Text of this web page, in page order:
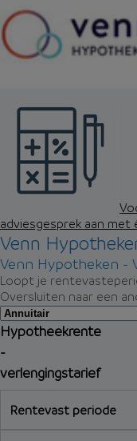
adviesgesprek aan
Venn
Venn Hypotheken -
Loopt je
Oversluiten naar een
Hypotheekrente
-
verlengingstarief
Rentevast periode